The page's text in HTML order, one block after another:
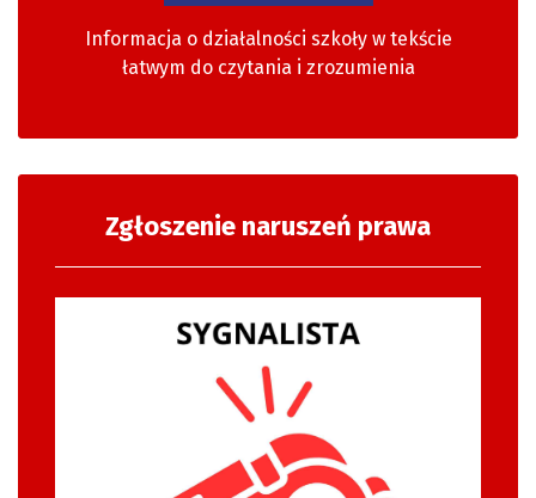
Informacja o działalności szkoły w tekście
łatwym do czytania i zrozumienia
Zgłoszenie naruszeń prawa